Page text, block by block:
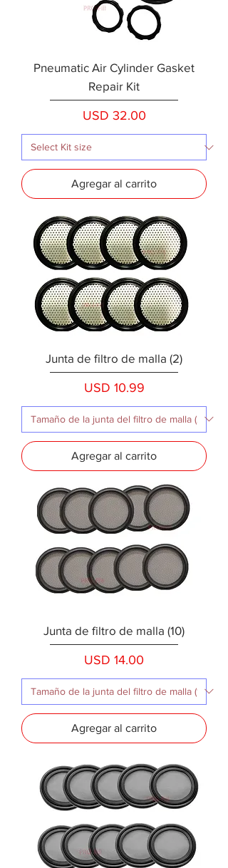
Pneumatic Air Cylinder Gasket
Repair Kit
Precio
USD 32.00
Agregar al carrito
Junta de filtro de malla (2)
Precio
USD 10.99
Agregar al carrito
Junta de filtro de malla (10)
Precio
USD 14.00
Agregar al carrito